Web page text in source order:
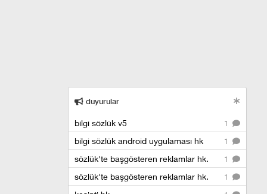
duyurular
1
bilgi sözlük v5
1
bilgi sözlük android uygulaması hk
1
sözlük'te başgösteren reklamlar hk.
1
sözlük'te başgösteren reklamlar hk.